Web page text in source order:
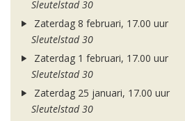
Sleutelstad 30
Zaterdag 8 februari, 17.00 uur
Sleutelstad 30
Zaterdag 1 februari, 17.00 uur
Sleutelstad 30
Zaterdag 25 januari, 17.00 uur
Sleutelstad 30